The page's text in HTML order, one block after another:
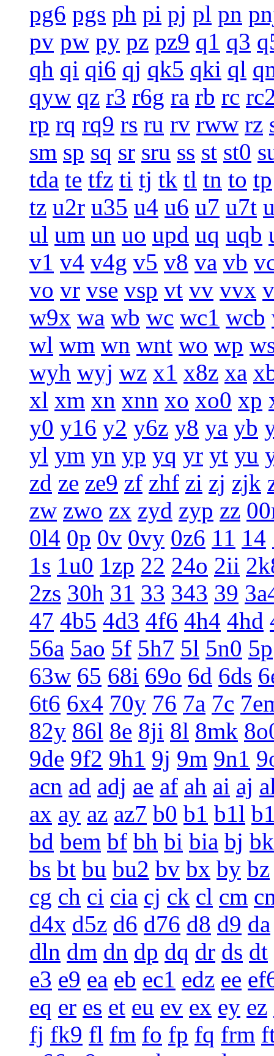
pg6 pgs ph pi pj pl pn
pv pw py pz pz9 q1 q3
qh qi qi6 qj qk5 qki ql
qyw qz r3 r6g ra rb rc
rp rq rq9 rs ru rv rww rz
sm sp sq sr sru ss st st0
tda te tfz ti tj tk tl tn to tp
tz u2r u35 u4 u6 u7 u7t
ul um un uo upd uq uqb
v1 v4 v4g v5 v8 va vb
vo vr vse vsp vt vv vvx
w9x wa wb wc wc1 wcb
wl wm wn wnt wo wp
wyh wyj wz x1 x8z xa
xl xm xn xnn xo xo0 xp
y0 y16 y2 y6z y8 ya yb
yl ym yn yp yq yr yt yu
zd ze ze9 zf zhf zi zj zjk
zw zwo zx zyd zyp zz
0l4 0p 0v 0vy 0z6 11 14
1s 1u0 1zp 22 24o 2ii
2zs 30h 31 33 343 39
47 4b5 4d3 4f6 4h4 4hd
56a 5ao 5f 5h7 5l 5n0 5p
63w 65 68i 69o 6d 6ds
6t6 6x4 70y 76 7a 7c
82y 86l 8e 8ji 8l 8mk
9de 9f2 9h1 9j 9m 9n1
acn ad adj ae af ah ai aj
ax ay az az7 b0 b1 b1l
bd bem bf bh bi bia bj bk
bs bt bu bu2 bv bx by bz
cg ch ci cia cj ck cl cm
d4x d5z d6 d76 d8 d9 da
dln dm dn dp dq dr ds dt
e3 e9 ea eb ec1 edz ee
eq er es et eu ev ex ey ez
fj fk9 fl fm fo fp fq frm